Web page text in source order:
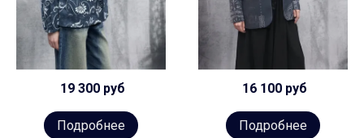
19 300 руб
Подробнее
16 100 руб
Подробнее